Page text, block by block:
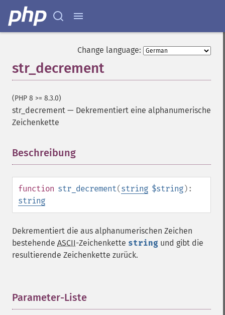
Change language:
str_decrement
(PHP 8 >= 8.3.0)
str_decrement — Dekrementiert eine alphanumerische
Zeichenkette
Beschreibung
function str_decrement(string $string):
string
Dekrementiert die aus alphanumerischen Zeichen
bestehende ASCII-Zeichenkette string und gibt die
resultierende Zeichenkette zurück.
Parameter-Liste